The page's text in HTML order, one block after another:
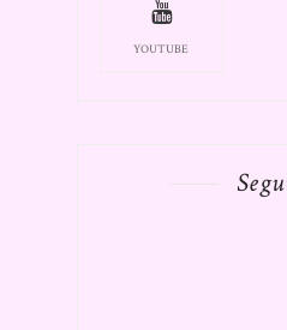
YOUTUBE